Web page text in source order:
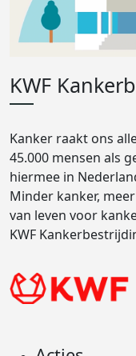
KWF
Kanker raakt ons
45.000 mensen als
hiermee in
Minder kanker,
van leven voor
KWF